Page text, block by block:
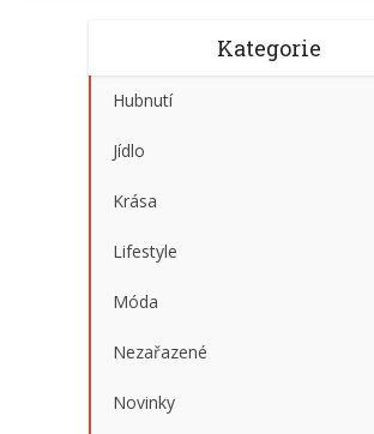
Kategorie
Hubnutí
Jídlo
Krása
Lifestyle
Móda
Nezařazené
Novinky